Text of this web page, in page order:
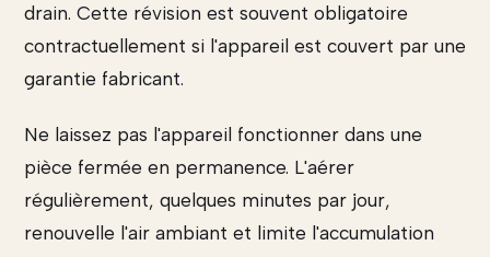
drain. Cette révision est souvent obligatoire
contractuellement si l'appareil est couvert par une
garantie fabricant.
Ne laissez pas l'appareil fonctionner dans une
pièce fermée en permanence. L'aérer
régulièrement, quelques minutes par jour,
renouvelle l'air ambiant et limite l'accumulation